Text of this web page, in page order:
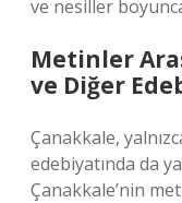
ve nesiller
Metinler
ve Diğer
Çanakkale,
edebiyatında da
Çanakkale’nin